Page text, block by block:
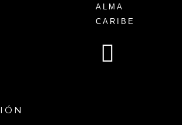
ALMA
CARIBE